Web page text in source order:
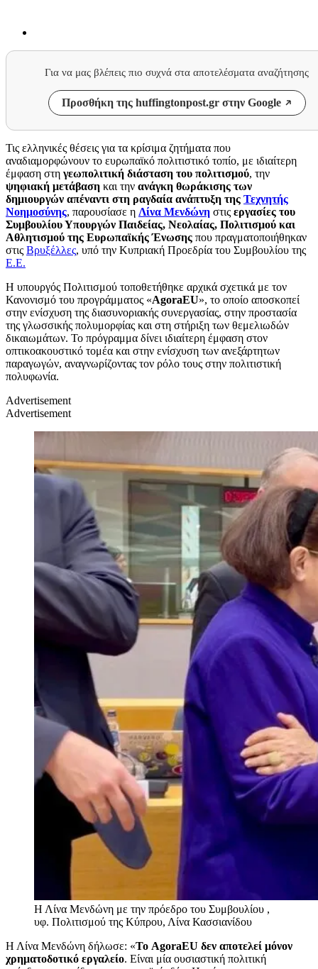
Για να μας βλέπεις πιο συχνά στα αποτελέσματα αναζήτησης
Προσθήκη της huffingtonpost.gr στην Google
Τις ελληνικές θέσεις για τα κρίσιμα ζητήματα που
αναδιαμορφώνουν το ευρωπαϊκό πολιτιστικό τοπίο, με ιδιαίτερη
έμφαση στη γεωπολιτική διάσταση του πολιτισμού, την
ψηφιακή μετάβαση και την ανάγκη θωράκισης των
δημιουργών απέναντι στη ραγδαία ανάπτυξη της Τεχνητής
Νοημοσύνης, παρουσίασε η Λίνα Μενδώνη στις εργασίες του
Συμβουλίου Υπουργών Παιδείας, Νεολαίας, Πολιτισμού και
Αθλητισμού της Ευρωπαϊκής Ένωσης που πραγματοποιήθηκαν
στις Βρυξέλλες, υπό την Κυπριακή Προεδρία του Συμβουλίου της
Ε.Ε.
Η υπουργός Πολιτισμού τοποθετήθηκε αρχικά σχετικά με τον
Κανονισμό του προγράμματος «AgoraEU», το οποίο αποσκοπεί
στην ενίσχυση της διασυνοριακής συνεργασίας, στην προστασία
της γλωσσικής πολυμορφίας και στη στήριξη των θεμελιωδών
δικαιωμάτων. Το πρόγραμμα δίνει ιδιαίτερη έμφαση στον
οπτικοακουστικό τομέα και στην ενίσχυση των ανεξάρτητων
παραγωγών, αναγνωρίζοντας τον ρόλο τους στην πολιτιστική
πολυφωνία.
Advertisement
Advertisement
Η Λίνα Μενδώνη με την πρόεδρο του Συμβουλίου ,
υφ. Πολιτισμού της Κύπρου, Λίνα Κασσιανίδου
Η Λίνα Μενδώνη δήλωσε: «Το AgoraEU δεν αποτελεί μόνον
χρηματοδοτικό εργαλείο. Είναι μία ουσιαστική πολιτική